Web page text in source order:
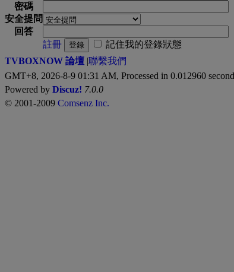
密碼
安全提問
回答
註冊
登錄
記住我的登錄狀態
TVBOXNOW 論壇 |聯繫我們
GMT+8, 2026-8-9 01:31 AM, Processed in 0.012960
Powered by Discuz! 7.0.0
© 2001-2009 Comsenz Inc.